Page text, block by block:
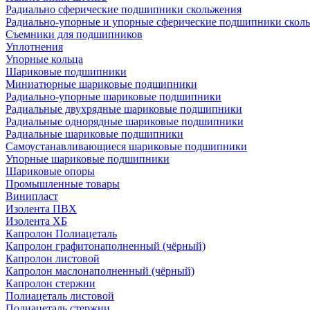
Радиально сферические подшипники скольжения
Радиально-упорные и упорные сферические подшипники
Съемники для подшипников
Уплотнения
Упорные кольца
Шариковые подшипники
Миниатюрные шариковые подшипники
Радиально-упорные шариковые подшипники
Радиальные двухрядные шариковые подшипники
Радиальные однорядные шариковые подшипники
Радиальные шариковые подшипники
Самоустанавливающиеся шариковые подшипники
Упорные шариковые подшипники
Шариковые опоры
Промышленные товары
Винипласт
Изолента ПВХ
Изолента ХБ
Капролон Полиацеталь
Капролон графитонаполненный (чёрный)
Капролон листовой
Капролон маслонаполненный (чёрный)
Капролон стержни
Полиацеталь листовой